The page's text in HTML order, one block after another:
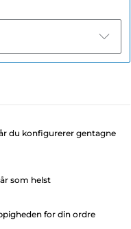
du konfigurerer gentagne
som helst
for din ordre